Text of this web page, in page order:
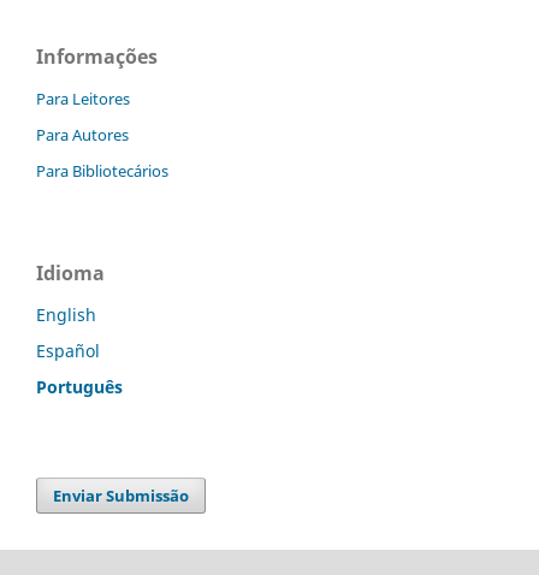
Informações
Para Leitores
Para Autores
Para Bibliotecários
Idioma
English
Español
Português
Enviar Submissão